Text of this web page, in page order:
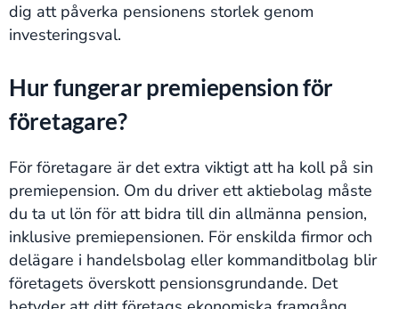
dig att påverka pensionens storlek genom
investeringsval.
Hur fungerar premiepension för
företagare?
För företagare är det extra viktigt att ha koll på sin
premiepension. Om du driver ett aktiebolag måste
du ta ut lön för att bidra till din allmänna pension,
inklusive premiepensionen. För enskilda firmor och
delägare i handelsbolag eller kommanditbolag blir
företagets överskott pensionsgrundande. Det